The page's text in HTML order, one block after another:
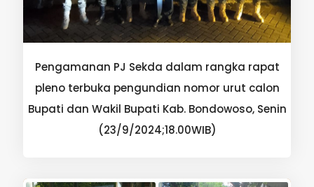
Pengamanan PJ Sekda dalam rangka rapat
pleno terbuka pengundian nomor urut calon
Bupati dan Wakil Bupati Kab. Bondowoso, Senin
(23/9/2024;18.00WIB)